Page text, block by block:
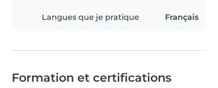
Langues que je pratique Français
Formation et certifications